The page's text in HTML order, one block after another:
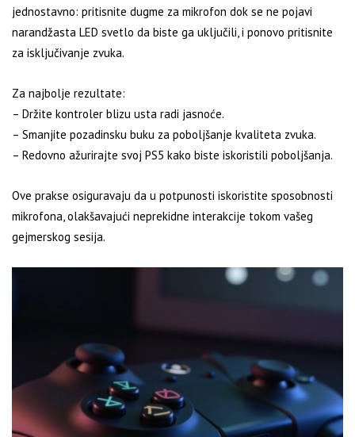
jednostavno: pritisnite dugme za mikrofon dok se ne pojavi
narandžasta LED svetlo da biste ga uključili, i ponovo pritisnite
za isključivanje zvuka.
Za najbolje rezultate:
– Držite kontroler blizu usta radi jasnoće.
– Smanjite pozadinsku buku za poboljšanje kvaliteta zvuka.
– Redovno ažurirajte svoj PS5 kako biste iskoristili poboljšanja.
Ove prakse osiguravaju da u potpunosti iskoristite sposobnosti
mikrofona, olakšavajući neprekidne interakcije tokom vašeg
gejmerskog sesija.